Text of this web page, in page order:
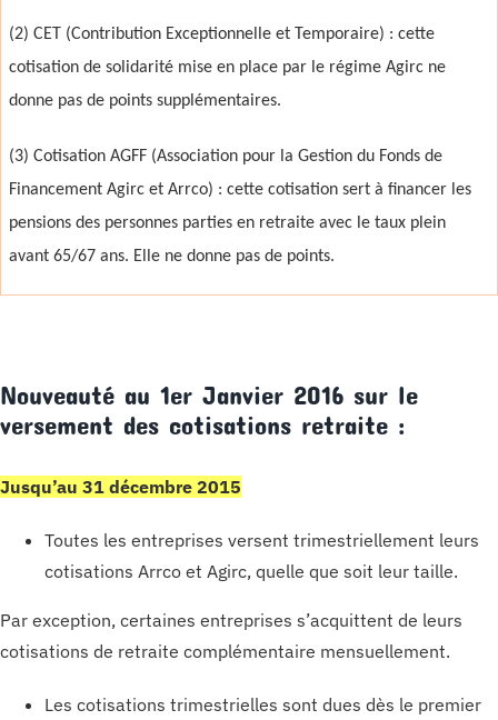
(2) CET (Contribution Exceptionnelle et Temporaire) : cette
cotisation de solidarité mise en place par le régime Agirc ne
donne pas de points supplémentaires.
(3) Cotisation AGFF (Association pour la Gestion du Fonds de
Financement Agirc et Arrco) : cette cotisation sert à financer les
pensions des personnes parties en retraite avec le taux plein
avant 65/67 ans. Elle ne donne pas de points.
Nouveauté au 1er Janvier 2016 sur le
versement des cotisations retraite :
Jusqu’au 31 décembre 2015
Toutes les entreprises versent trimestriellement leurs
cotisations Arrco et Agirc, quelle que soit leur taille.
Par exception, certaines entreprises s’acquittent de leurs
cotisations de retraite complémentaire mensuellement.
Les cotisations trimestrielles sont dues dès le premier